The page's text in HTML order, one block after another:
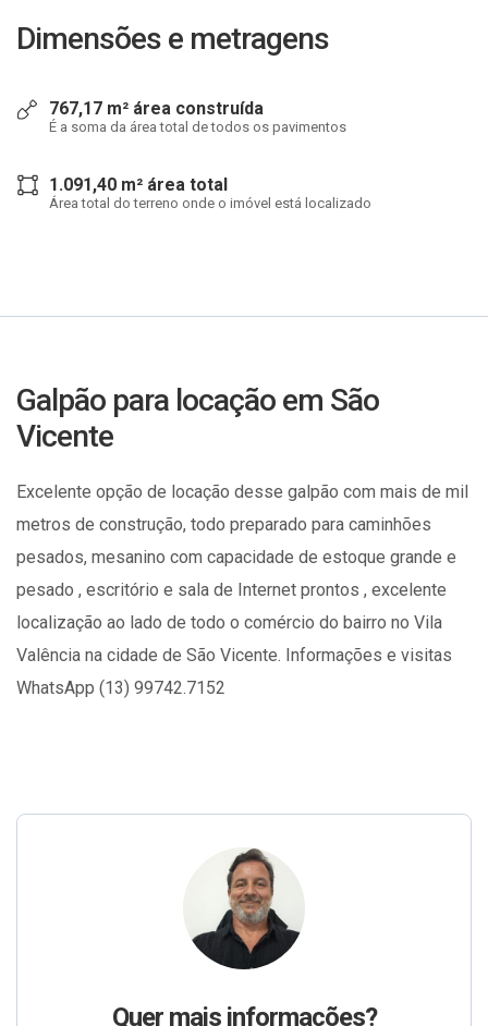
Dimensões e metragens
767,17 m² área construída
É a soma da área total de todos os pavimentos
1.091,40 m² área total
Área total do terreno onde o imóvel está localizado
Galpão para locação em São
Vicente
Excelente opção de locação desse galpão com mais de mil
metros de construção, todo preparado para caminhões
pesados, mesanino com capacidade de estoque grande e
pesado , escritório e sala de Internet prontos , excelente
localização ao lado de todo o comércio do bairro no Vila
Valência na cidade de São Vicente. Informações e visitas
WhatsApp (13) 99742.7152
Quer mais informações?